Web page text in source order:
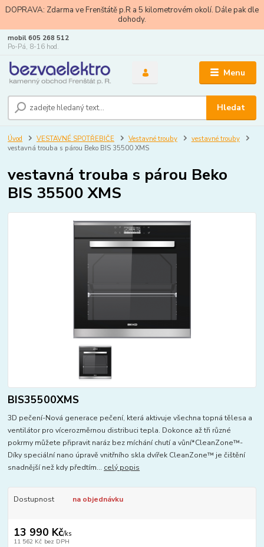
DOPRAVA: Zdarma ve Frenštátě p.R a 5 kilometrovém okolí. Dále pak dle
dohody.
Menu
Hledat
mobil 605 268 512
Po-Pá, 8-16 hod.
Úvod VESTAVNÉ SPOTŘEBIČE Vestavné trouby
vestavné trouby
vestavná trouba s párou Beko BIS 35500 XMS
vestavná trouba s párou Beko
BIS 35500 XMS
BIS35500XMS
3D pečení-Nová generace pečení, která aktivuje všechna topná tělesa a
ventilátor pro vícerozměrnou distribuci tepla. Dokonce až tři různé
pokrmy můžete připravit naráz bez míchání chutí a vůní*CleanZone™-
Díky speciální nano úpravě vnitřního skla dvířek CleanZone™ je čištění
snadnější než kdy předtím... celý popis
Dostupnost na objednávku
13 990 Kč/ks
11 562 Kč bez DPH